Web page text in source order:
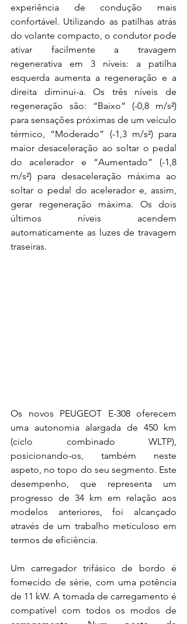
experiência de condução mais
confortável. Utilizando as patilhas atrás
do volante compacto, o condutor pode
ativar facilmente a travagem
regenerativa em 3 níveis: a patilha
esquerda aumenta a regeneração e a
direita diminui-a. Os três níveis de
regeneração são: “Baixo” (-0,8 m/s²)
para sensações próximas de um veículo
térmico, “Moderado” (-1,3 m/s²) para
maior desaceleração ao soltar o pedal
do acelerador e “Aumentado” (-1,8
m/s²) para desaceleração máxima ao
soltar o pedal do acelerador e, assim,
gerar regeneração máxima. Os dois
últimos níveis acendem
automaticamente as luzes de travagem
traseiras.
Os novos PEUGEOT E-308 oferecem
uma autonomia alargada de 450 km
(ciclo combinado WLTP),
posicionando-os, também neste
aspeto, no topo do seu segmento. Este
desempenho, que representa um
progresso de 34 km em relação aos
modelos anteriores, foi alcançado
através de um trabalho meticuloso em
termos de eficiência.
Um carregador trifásico de bordo é
fornecido de série, com uma potência
de 11 kW. A tomada de carregamento é
compatível com todos os modos de